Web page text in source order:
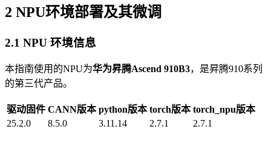
2 NPU环境部署及其微调
2.1 NPU 环境信息
本指南使用的NPU为华为昇腾Ascend 910B3，是昇腾910系列
的第三代产品。
驱动固件 CANN版本 python版本 torch版本 torch_npu版本
25.2.0
8.5.0 3.11.14 2.7.1 2.7.1